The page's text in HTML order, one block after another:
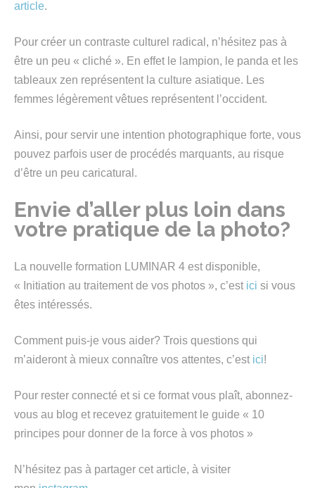
article.
Pour créer un contraste culturel radical, n’hésitez pas à
être un peu « cliché ». En effet le lampion, le panda et les
tableaux zen représentent la culture asiatique. Les
femmes légèrement vêtues représentent l’occident.
Ainsi, pour servir une intention photographique forte, vous
pouvez parfois user de procédés marquants, au risque
d’être un peu caricatural.
Envie d’aller plus loin dans
votre pratique de la photo?
La nouvelle formation LUMINAR 4 est disponible,
« Initiation au traitement de vos photos », c’est ici si vous
êtes intéressés.
Comment puis-je vous aider? Trois questions qui
m’aideront à mieux connaître vos attentes, c’est ici!
Pour rester connecté et si ce format vous plaît, abonnez-
vous au blog et recevez gratuitement le guide « 10
principes pour donner de la force à vos photos »
N’hésitez pas à partager cet article, à visiter